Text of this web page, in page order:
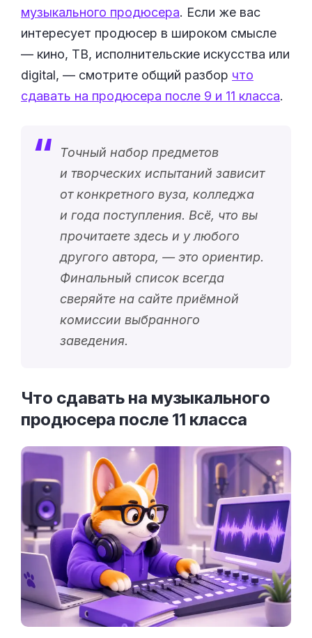
музыкального продюсера. Если же вас
интересует продюсер в широком смысле
— кино, ТВ, исполнительские искусства или
digital, — смотрите общий разбор что
сдавать на продюсера после 9 и 11 класса.
Точный набор предметов
и творческих испытаний зависит
от конкретного вуза, колледжа
и года поступления. Всё, что вы
прочитаете здесь и у любого
другого автора, — это ориентир.
Финальный список всегда
сверяйте на сайте приёмной
комиссии выбранного
заведения.
Что сдавать на музыкального
продюсера после 11 класса